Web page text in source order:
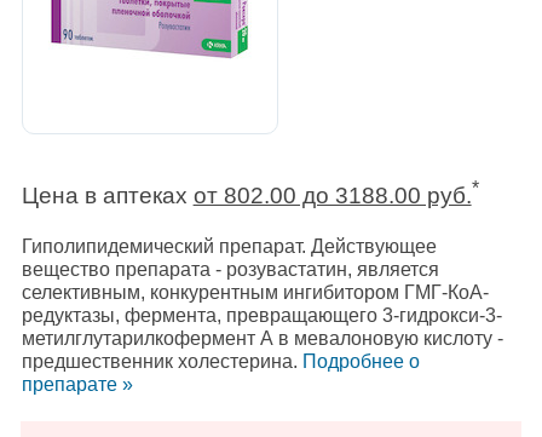
Цена в аптеках от 802.00 до 3188.00 руб.*
Гиполипидемический препарат. Действующее
вещество препарата - розувастатин, является
селективным, конкурентным ингибитором ГМГ-КоА-
редуктазы, фермента, превращающего 3-гидрокси-3-
метилглутарилкофермент А в мевалоновую кислоту -
предшественник холестерина. Подробнee о
препарате »